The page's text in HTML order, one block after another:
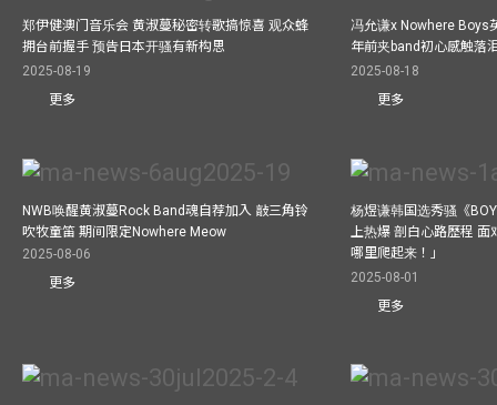
郑伊健澳门音乐会 黄淑蔓秘密转歌搞惊喜 观众蜂
拥台前握手 预告日本开骚有新构思
2025-08-19
更多
冯允谦x Nowhere Boys
年前夹band初心感触落
2025-08-18
更多
NWB唤醒黄淑蔓Rock Band魂自荐加入 敲三角铃
吹牧童笛 期间限定Nowhere Meow
2025-08-06
更多
杨煜谦韩国选秀骚《
上热爆 剖白心路歷程
哪里爬起来！」
2025-08-01
更多